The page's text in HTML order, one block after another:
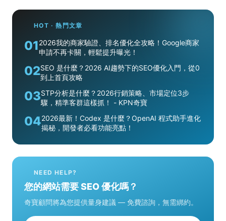
HOT · 熱門文章
012026我的商家驗證、排名優化全攻略！Google商家
申請不再卡關，輕鬆提升曝光！
02SEO 是什麼？2026 AI趨勢下的SEO優化入門，從0
到上首頁攻略
03STP分析是什麼？2026行銷策略、市場定位3步
驟，精準客群這樣抓！ - KPN奇寶
042026最新！Codex 是什麼？OpenAI 程式助手進化
揭秘，開發者必看功能亮點！
NEED HELP?
您的網站需要 SEO 優化嗎？
奇寶顧問將為您提供量身建議 — 免費諮詢，無需綁約。